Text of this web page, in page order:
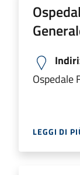
Ospedale
LEGGI DI